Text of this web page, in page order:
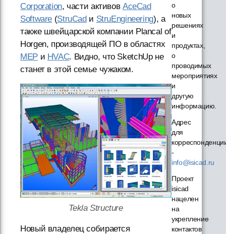
Corporation, части активов AceCad
Software (StruCadи StruEngineering), а
также швейцарской компании Plancal of
Horgen, производящей ПО в областях
MEPи HVAC. Видно, что SketchUp не
станет в этой семье чужаком.
Tekla Structure
Новый владелец собирается
о
новых
решениях
и
продуктах,
о
проводимых
мероприятиях
и
другую
информацию.
Адрес
для
-
info@isicad.ru
Проект
isicad
нацелен
на
укрепление
контактов